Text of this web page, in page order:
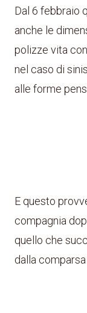
Dal 6 febbraio
anche le
polizze vita
nel caso di
alle forme
E questo
compagnia
quello che
dalla